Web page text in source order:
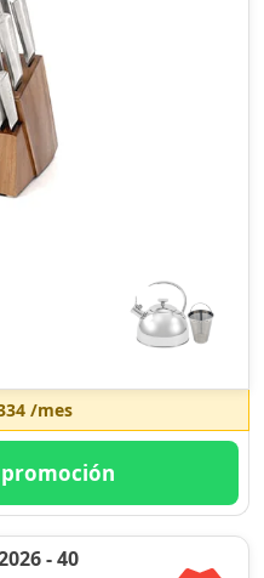
/mes
- 40